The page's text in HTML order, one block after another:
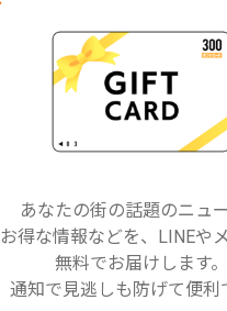
あなたの街の話題のニュ
お得な情報などを、LINEや
無料でお届けします。
通知で見逃しも防げて便利